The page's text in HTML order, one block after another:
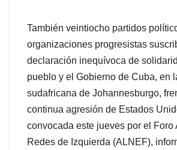
También veintiocho partidos
organizaciones progresistas
declaración inequívoca de
pueblo y el Gobierno de Cuba, en
sudafricana de Johannesburgo,
continua agresión de Estados
convocada este jueves por el Foro
Redes de Izquierda (ALNEF),